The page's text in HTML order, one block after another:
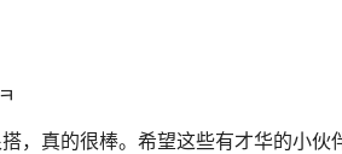
，真的很棒。希望这些有才华的小伙